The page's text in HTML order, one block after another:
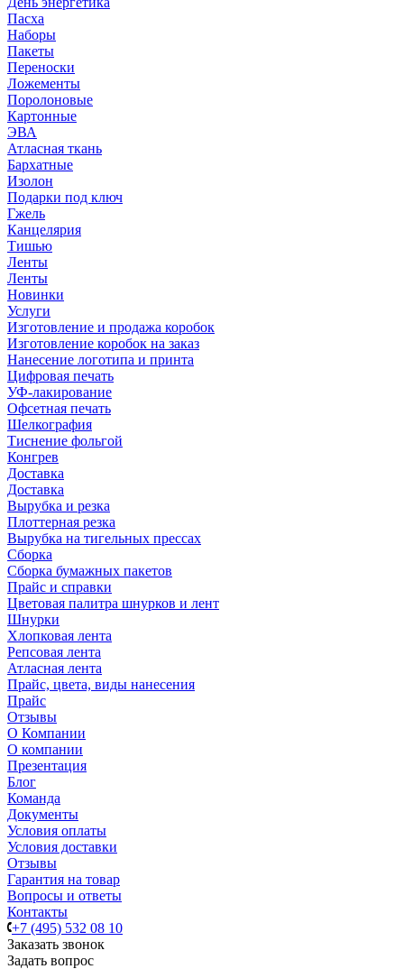
Пасха
Наборы
Пакеты
Переноски
Ложементы
Поролоновые
Картонные
ЭВА
Атласная ткань
Бархатные
Изолон
Подарки под ключ
Гжель
Канцелярия
Тишью
Ленты
Ленты
Новинки
Услуги
Изготовление и продажа коробок
Изготовление коробок на заказ
Нанесение логотипа и принта
Цифровая печать
УФ-лакирование
Офсетная печать
Шелкография
Тиснение фольгой
Конгрев
Доставка
Доставка
Вырубка и резка
Плоттерная резка
Вырубка на тигельных прессах
Сборка
Сборка бумажных пакетов
Прайс и справки
Цветовая палитра шнурков и лент
Шнурки
Хлопковая лента
Репсовая лента
Атласная лента
Прайс, цвета, виды нанесения
Прайс
Отзывы
О Компании
О компании
Презентация
Блог
Команда
Документы
Условия оплаты
Условия доставки
Отзывы
Гарантия на товар
Вопросы и ответы
Контакты
+7 (495) 532 08 10
Заказать звонок
Задать вопрос